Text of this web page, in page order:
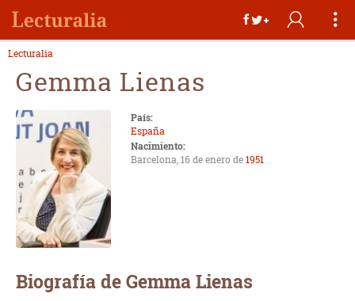
Lecturalia
Gemma Lienas
País:
España
Nacimiento:
Barcelona, 16 de enero de1951
Biografía de Gemma Lienas